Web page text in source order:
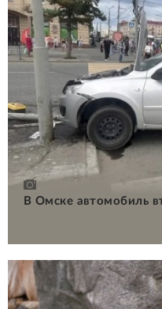
В Омске автомобиль